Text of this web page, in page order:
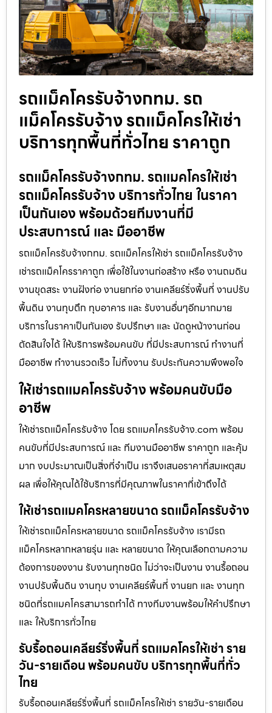
รถแม็คโครรับจ้างกทม. รถ
แม็คโครรับจ้าง รถแม็คโครให้เช่า
บริการทุกพื้นที่ทั่วไทย ราคาถูก
รถแม็คโครรับจ้างกทม. รถแมคโครให้เช่า
รถแม็คโครรับจ้าง บริการทั่วไทย ในราคา
เป็นกันเอง พร้อมด้วยทีมงานที่มี
ประสบการณ์ และ มืออาชีพ
รถแม็คโครรับจ้างกทม. รถแม็คโครให้เช่า รถแม็คโครรับจ้าง
เช่ารถแม็คโครราคาถูก เพื่อใช้ในงานก่อสร้าง หรือ งานถมดิน
งานขุดสระ งานฝังท่อ งานยกท่อ งานเคลียร์ริ่งพื้นที่ งานปรับ
พื้นดิน งานทุบตึก ทุบอาคาร และ รับงานอื่นๆอีกมากมาย
บริการในราคาเป็นกันเอง รับปรึกษา และ นัดดูหน้างานก่อน
ตัดสินใจได้ ให้บริการพร้อมคนขับ ที่มีประสบการณ์ ทำงานที่
มืออาชีพ ทำงานรวดเร็ว ไม่ทิ้งงาน รับประกันความพึงพอใจ
ให้เช่ารถแมคโครรับจ้าง พร้อมคนขับมือ
อาชีพ
ให้เช่ารถแม็คโครรับจ้าง โดย รถแมคโครรับจ้าง.com พร้อม
คนขับที่มีประสบการณ์ และ ทีมงานมืออาชีพ ราคาถูก และคุ้ม
มาก งบประมาณเป็นสิ่งที่จำเป็น เราจึงเสนอราคาที่สมเหตุสม
ผล เพื่อให้คุณได้ใช้บริการที่มีคุณภาพในราคาที่เข้าถึงได้
ให้เช่ารถแมคโครหลายขนาด รถแม็คโครรับจ้าง
ให้เช่ารถแม็คโครหลายขนาด รถแม็คโครรับจ้าง เรามีรถ
แม็คโครหลากหลายรุ่น และ หลายขนาด ให้คุณเลือกตามความ
ต้องการของงาน รับงานทุกชนิด ไม่ว่าจะเป็นงาน งานรื้อถอน
งานปรับพื้นดิน งานทุบ งานเคลียร์พื้นที่ งานยก และ งานทุก
ชนิดที่รถแมคโครสามารถทำได้ ทางทีมงานพร้อมให้คำปรึกษา
และ ให้บริการทั่วไทย
รับรื้อถอนเคลียร์ริ่งพื้นที่ รถแมคโครให้เช่า ราย
วัน-รายเดือน พร้อมคนขับ บริการทุกพื้นที่ทั่ว
ไทย
รับรื้อถอนเคลียร์ริ่งพื้นที่ รถแม็คโครให้เช่า รายวัน-รายเดือน